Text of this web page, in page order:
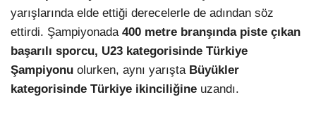
yarışlarında elde ettiği derecelerle de adından söz
ettirdi. Şampiyonada 400 metre branşında piste çıkan
başarılı sporcu, U23 kategorisinde Türkiye
Şampiyonu olurken, aynı yarışta Büyükler
kategorisinde Türkiye ikinciliğine uzandı.